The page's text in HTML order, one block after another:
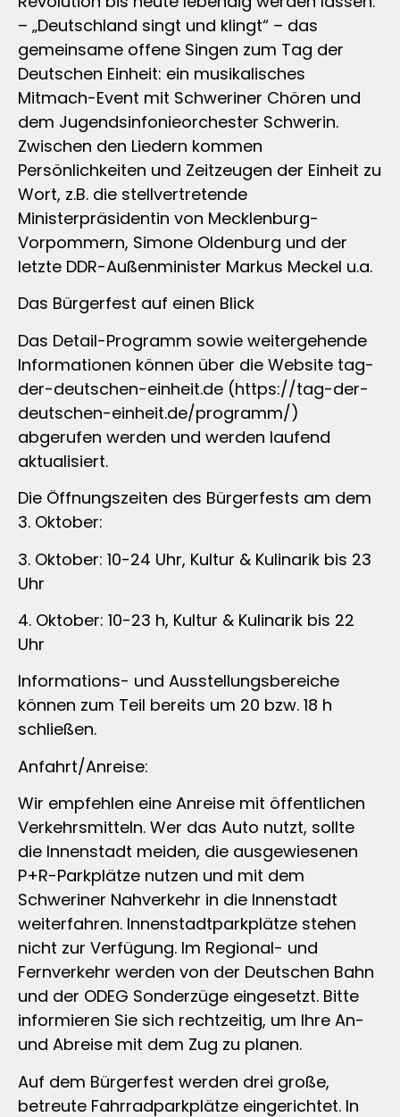
– „Deutschland singt und klingt“ – das
gemeinsame offene Singen zum Tag der
Deutschen Einheit: ein musikalisches
Mitmach-Event mit Schweriner Chören und
dem Jugendsinfonieorchester Schwerin.
Zwischen den Liedern kommen
Persönlichkeiten und Zeitzeugen der Einheit zu
Wort, z.B. die stellvertretende
Ministerpräsidentin von Mecklenburg-
Vorpommern, Simone Oldenburg und der
letzte DDR-Außenminister Markus Meckel u.a.
Das Bürgerfest auf einen Blick
Das Detail-Programm sowie weitergehende
Informationen können über die Website tag-
der-deutschen-einheit.de (https://tag-der-
deutschen-einheit.de/programm/)
abgerufen werden und werden laufend
aktualisiert.
Die Öffnungszeiten des Bürgerfests am dem
3. Oktober:
3. Oktober: 10-24 Uhr, Kultur & Kulinarik bis 23
Uhr
4. Oktober: 10-23 h, Kultur & Kulinarik bis 22
Uhr
Informations- und Ausstellungsbereiche
können zum Teil bereits um 20 bzw. 18 h
schließen.
Anfahrt/Anreise:
Wir empfehlen eine Anreise mit öffentlichen
Verkehrsmitteln. Wer das Auto nutzt, sollte
die Innenstadt meiden, die ausgewiesenen
P+R-Parkplätze nutzen und mit dem
Schweriner Nahverkehr in die Innenstadt
weiterfahren. Innenstadtparkplätze stehen
nicht zur Verfügung. Im Regional- und
Fernverkehr werden von der Deutschen Bahn
und der ODEG Sonderzüge eingesetzt. Bitte
informieren Sie sich rechtzeitig, um Ihre An-
und Abreise mit dem Zug zu planen.
Auf dem Bürgerfest werden drei große,
betreute Fahrradparkplätze eingerichtet. In